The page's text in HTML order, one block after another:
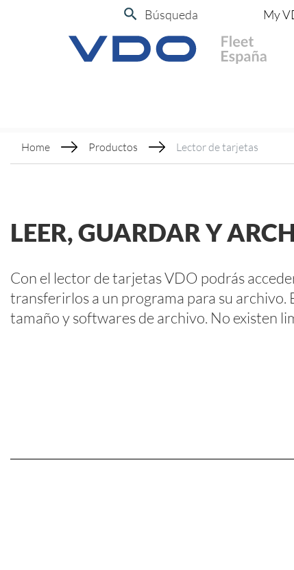
Búsqueda My
Home Productos Lector de tarjetas
LEER, GUARDAR Y
Con el lector de tarjetas VDO podrás
transferirlos a un programa para su
tamaño y softwares de archivo. No existen